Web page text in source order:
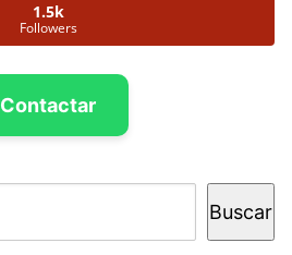
1.5k
Followers
Contactar
Buscar